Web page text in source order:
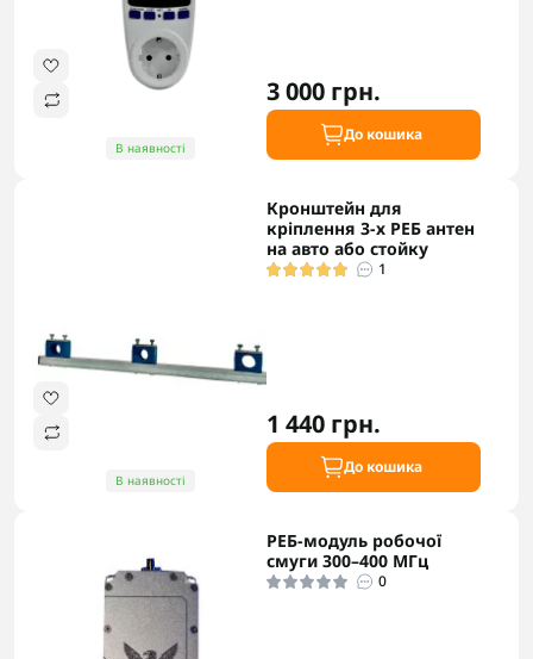
В наявності
3 000 грн.
До кошика
В наявності
Кронштейн для
кріплення 3-х РЕБ антен
на авто або стойку
1
1 440 грн.
До кошика
РЕБ-модуль робочої
смуги 300–400 МГц
0